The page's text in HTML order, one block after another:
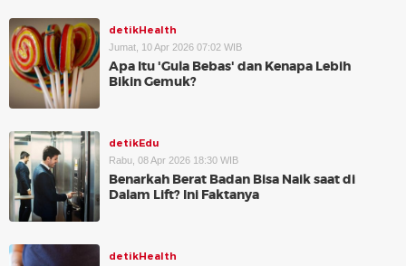
detikHealth
Jumat, 10 Apr 2026 07:02 WIB
Apa Itu 'Gula Bebas' dan Kenapa Lebih
Bikin Gemuk?
detikEdu
Rabu, 08 Apr 2026 18:30 WIB
Benarkah Berat Badan Bisa Naik saat di
Dalam Lift? Ini Faktanya
detikHealth